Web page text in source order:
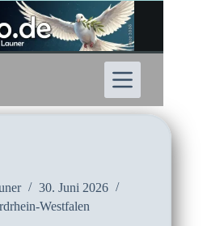
30. Juni 2026
Westfalen